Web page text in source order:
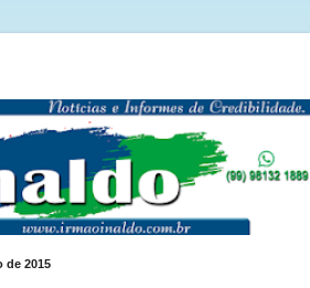
de 2015